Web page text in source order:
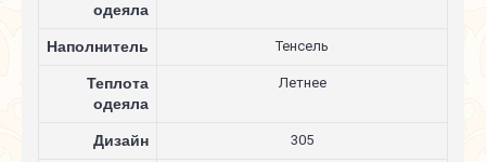
одеяла
Наполнитель Тенсель
Теплота
одеяла
Летнее
Дизайн 305